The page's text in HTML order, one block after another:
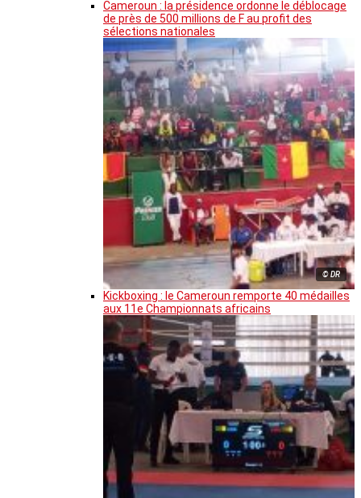
Cameroun : la présidence ordonne le déblocage
de près de 500 millions de F au profit des
sélections nationales
© DR
Kickboxing : le Cameroun remporte 40 médailles
aux 11e Championnats africains